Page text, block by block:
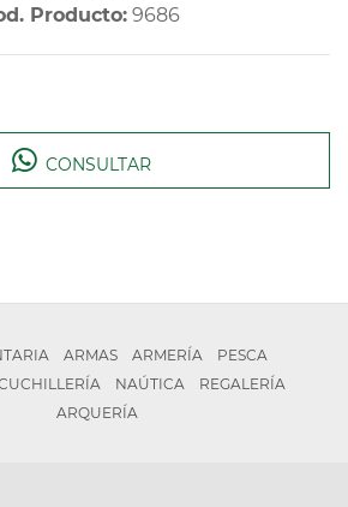
Producto:9686
CONSULTAR
ARMAS ARMERÍA
PESCA
NAÚTICA
REGALERÍA
ARQUERÍA